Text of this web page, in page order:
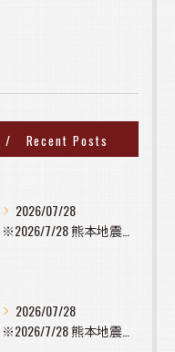
Recent Posts
2026/07/28
2026/07/28